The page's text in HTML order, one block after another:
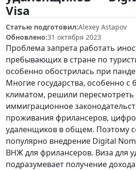
Visa
Статью подготовил:Alexey Astapov
Обновлено:31 октября 2023
Проблема запрета работать
пребывающих в стране по
особенно обострилась при
Многие государства, особенно с
климатом, решили пересмотреть
иммиграционное
проживания фрилансеров,
удаленщиков в общем. Поэтому
популярно внедрение Digital
ВНЖ для фрилансеров. Виза для
подразумевает получение